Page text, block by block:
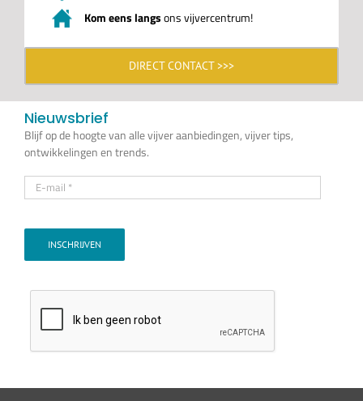
Kom eens langsons vijvercentrum!
DIRECT CONTACT >>>
Nieuwsbrief
Blijf op de hoogte van alle vijver aanbiedingen, vijver tips,
ontwikkelingen en trends.
INSCHRIJVEN